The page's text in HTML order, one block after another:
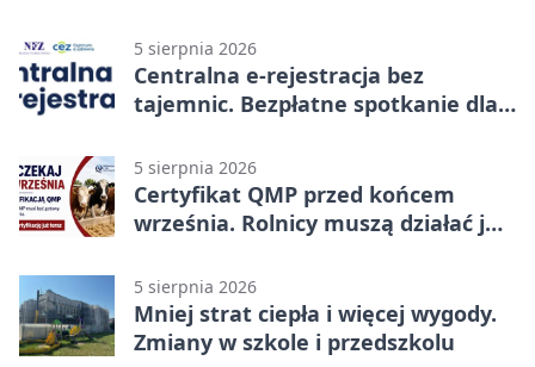
5 sierpnia 2026
Centralna e-rejestracja bez
tajemnic. Bezpłatne spotkanie dla
5 sierpnia 2026
Certyfikat QMP przed końcem
września. Rolnicy muszą działać już
5 sierpnia 2026
Mniej strat ciepła i więcej wygody.
Zmiany w szkole i przedszkolu